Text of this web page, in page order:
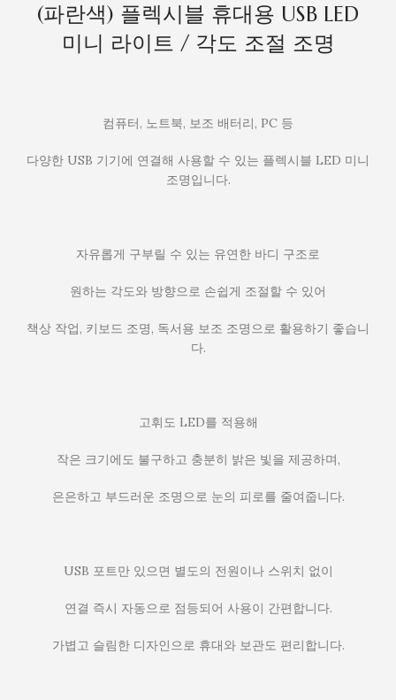
명
(파란색) 플렉시블 휴대용 USB LED
미니 라이트 / 각도 조절 조명
컴퓨터, 노트북, 보조 배터리, PC 등
다양한 USB 기기에 연결해 사용할 수 있는 플렉시블 LED 미니
조명입니다.
자유롭게 구부릴 수 있는 유연한 바디 구조로
원하는 각도와 방향으로 손쉽게 조절할 수 있어
책상 작업, 키보드 조명, 독서용 보조 조명으로 활용하기 좋습니
다.
고휘도 LED를 적용해
작은 크기에도 불구하고 충분히 밝은 빛을 제공하며,
은은하고 부드러운 조명으로 눈의 피로를 줄여줍니다.
USB 포트만 있으면 별도의 전원이나 스위치 없이
연결 즉시 자동으로 점등되어 사용이 간편합니다.
가볍고 슬림한 디자인으로 휴대와 보관도 편리합니다.